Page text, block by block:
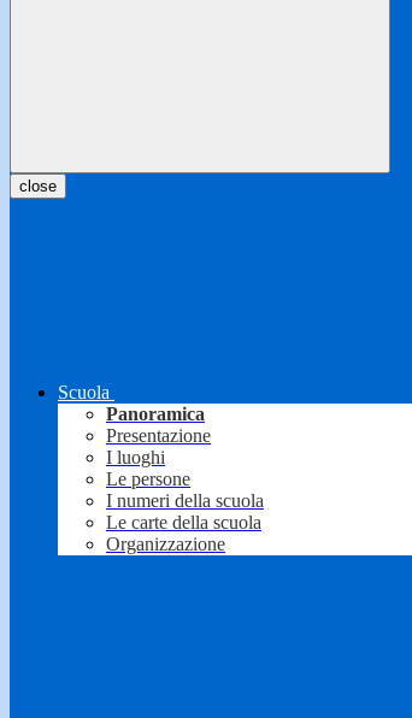
close
Scuola
Panoramica
Presentazione
I luoghi
Le persone
I numeri della scuola
Le carte della scuola
Organizzazione